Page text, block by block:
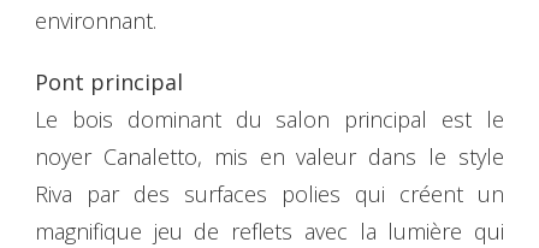
environnant.
Pont principal
Le bois dominant du salon principal est le
noyer Canaletto, mis en valeur dans le style
Riva par des surfaces polies qui créent un
magnifique jeu de reflets avec la lumière qui